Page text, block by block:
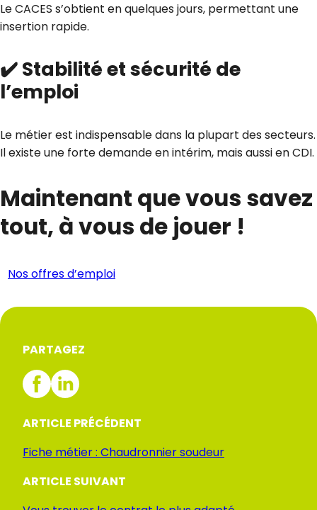
Le CACES s’obtient en quelques jours, permettant une
insertion rapide.
✔️Stabilité et sécurité de
l’emploi
Le métier est indispensable dans la plupart des secteurs.
Il existe une forte demande en intérim, mais aussi en CDI.
Maintenant que vous savez
tout, à vous de jouer !
Nos offres d’emploi
PARTAGEZ
ARTICLE PRÉCÉDENT
Fiche métier : Chaudronnier soudeur
ARTICLE SUIVANT